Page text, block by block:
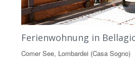
Ferienwohnung in
Comer See, Lombardei (Casa Sogno)